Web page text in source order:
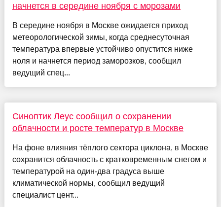
начнется в середине ноября с морозами
В середине ноября в Москве ожидается приход
метеорологической зимы, когда среднесуточная
температура впервые устойчиво опустится ниже
ноля и начнется период заморозков, сообщил
ведущий спец...
Синоптик Леус сообщил о сохранении
облачности и росте температур в Москве
На фоне влияния тёплого сектора циклона, в Москве
сохранится облачность с кратковременным снегом и
температурой на один-два градуса выше
климатической нормы, сообщил ведущий
специалист цент...